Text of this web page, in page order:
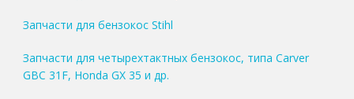
Запчасти для бензокос Stihl
Запчасти для четырехтактных бензокос, типа Carver
GBC 31F, Honda GX 35 и др.